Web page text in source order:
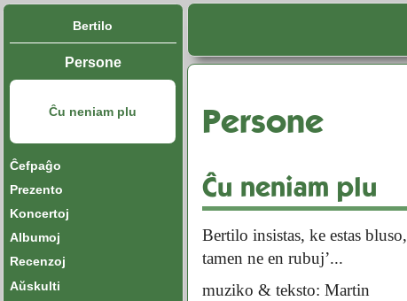
Bertilo
Persone
Ĉu neniam plu
Ĉefpaĝo
Prezento
Koncertoj
Albumoj
Recenzoj
Aŭskulti
Persone
Ĉu neniam plu
Bertilo insistas, ke estas bluso,
tamen ne en rubuj’...
muziko & teksto: Martin